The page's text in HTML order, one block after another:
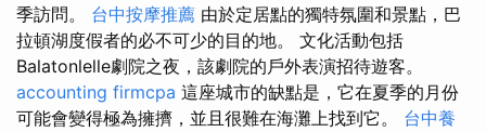
季訪問。 台中按摩推薦 由於定居點的獨特氛圍和景點，巴
拉頓湖度假者的必不可少的目的地。 文化活動包括
Balatonlelle劇院之夜，該劇院的戶外表演招待遊客。
accounting firmcpa 這座城市的缺點是，它在夏季的月份
可能會變得極為擁擠，並且很難在海灘上找到它。 台中養